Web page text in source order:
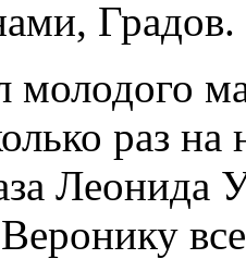
Градов.
молодого
раз на